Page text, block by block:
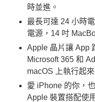
時並進。
最長可達 24 小時
電源，14 吋
Apple 晶片讓 App
Microsoft 365 和
macOS 上執行起
愛 iPhone 的你，
Apple 裝置搭配使